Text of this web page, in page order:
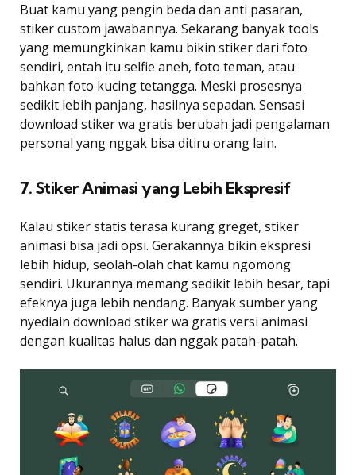
Buat kamu yang pengin beda dan anti pasaran,
stiker custom jawabannya. Sekarang banyak tools
yang memungkinkan kamu bikin stiker dari foto
sendiri, entah itu selfie aneh, foto teman, atau
bahkan foto kucing tetangga. Meski prosesnya
sedikit lebih panjang, hasilnya sepadan. Sensasi
download stiker wa gratis berubah jadi pengalaman
personal yang nggak bisa ditiru orang lain.
7. Stiker Animasi yang Lebih Ekspresif
Kalau stiker statis terasa kurang greget, stiker
animasi bisa jadi opsi. Gerakannya bikin ekspresi
lebih hidup, seolah-olah chat kamu ngomong
sendiri. Ukurannya memang sedikit lebih besar, tapi
efeknya juga lebih nendang. Banyak sumber yang
nyediain download stiker wa gratis versi animasi
dengan kualitas halus dan nggak patah-patah.